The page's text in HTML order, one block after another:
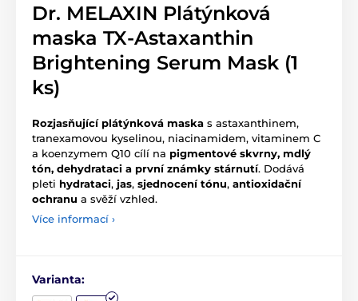
Dr. MELAXIN Plátýnková
maska TX-Astaxanthin
Brightening Serum Mask (1
ks)
Rozjasňující plátýnková maska s astaxanthinem,
tranexamovou kyselinou, niacinamidem, vitaminem C
a koenzymem Q10 cílí na pigmentové skvrny, mdlý
tón, dehydrataci a první známky stárnutí. Dodává
pleti hydrataci, jas, sjednocení tónu, antioxidační
ochranu a svěží vzhled.
Více informací ›
Varianta: